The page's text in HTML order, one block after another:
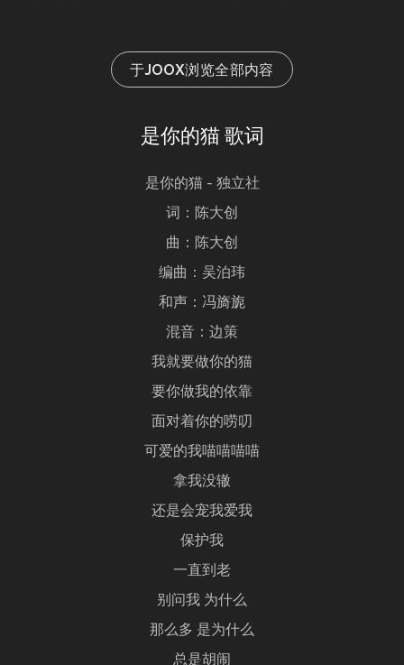
于JOOX浏览全部内容
是你的猫 歌词
是你的猫 - 独立社
词：陈大创
曲：陈大创
编曲：吴泊玮
和声：冯旖旎
混音：边策
我就要做你的猫
要你做我的依靠
面对着你的唠叨
可爱的我喵喵喵喵
拿我没辙
还是会宠我爱我
保护我
一直到老
别问我 为什么
那么多 是为什么
总是胡闹